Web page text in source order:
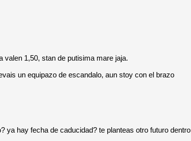
valen 1,50, stan de putisima mare jaja.
un equipazo de escandalo, aun stoy con el brazo
ya hay fecha de caducidad? te planteas otro futuro dentro